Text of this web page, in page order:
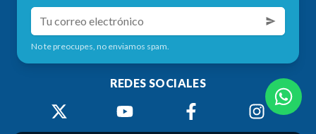
No te preocupes, no enviamos spam.
REDES SOCIALES